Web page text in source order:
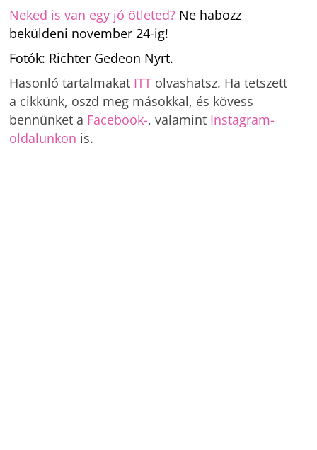
Neked is van egy jó ötleted? Ne habozz
beküldeni november 24-ig!
Fotók: Richter Gedeon Nyrt.
Hasonló tartalmakat ITT olvashatsz. Ha tetszett
a cikkünk, oszd meg másokkal, és kövess
bennünket a Facebook-, valamint Instagram-
oldalunkon is.